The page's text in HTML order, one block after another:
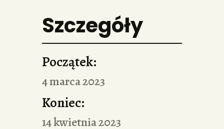
Szczegóły
Początek:
4 marca 2023
Koniec:
14 kwietnia 2023